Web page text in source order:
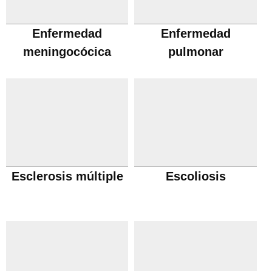
Enfermedad
meningocócica
Enfermedad
pulmonar
Esclerosis múltiple Escoliosis